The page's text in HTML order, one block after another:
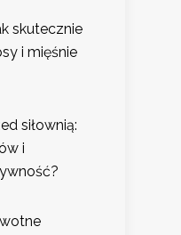
skutecznie
i mięśnie
siłownią:
i